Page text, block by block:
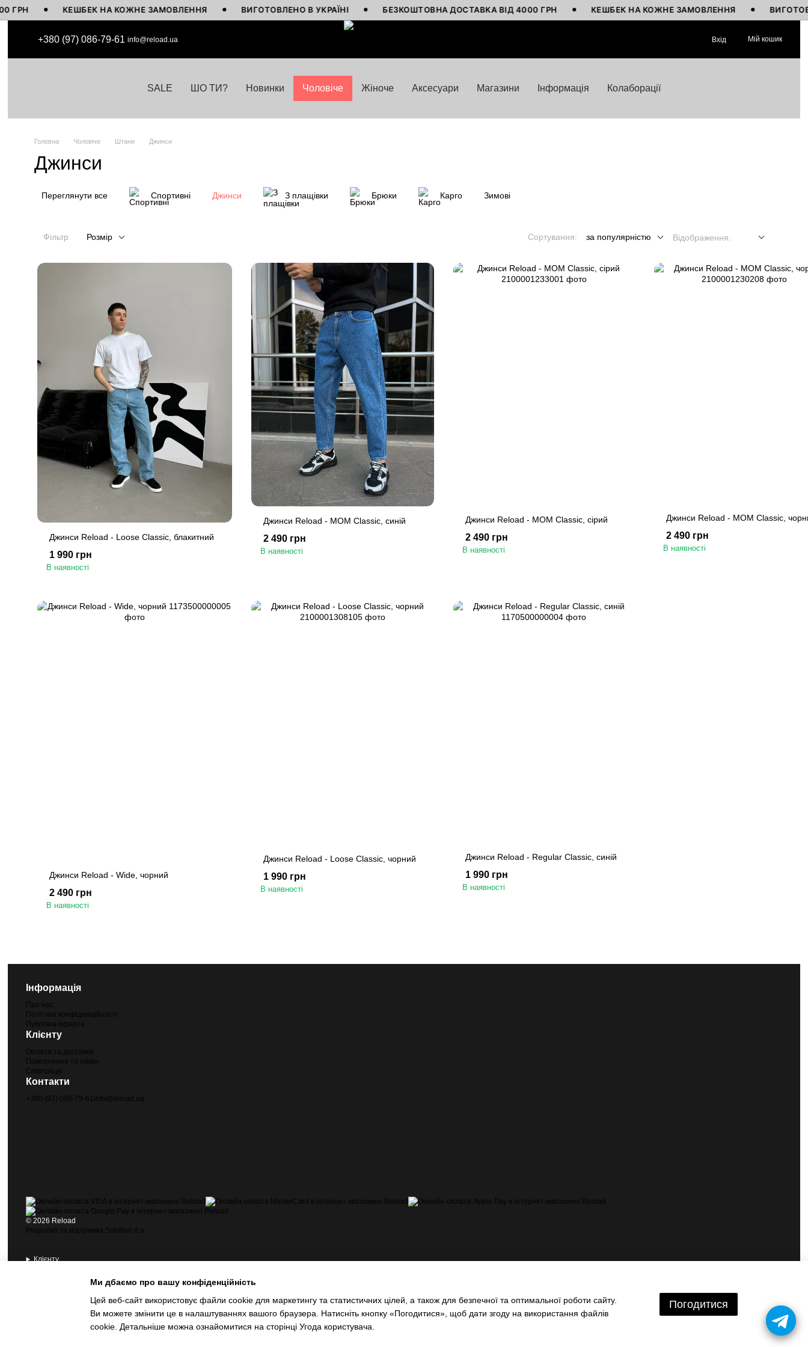
КЕШБЕК НА КОЖНЕ ЗАМОВЛЕННЯ ВИГОТОВЛЕНО В УКРАЇНІ БЕЗКОШТОВНА ДОСТАВКА ВІД 4000 ГРН КЕШБЕК НА КОЖНЕ ЗАМОВЛЕННЯ ВИГОТОВЛЕНО
+380 (97) 086-79-61 info@reload.ua Вхід Мій кошик
SALE ШО ТИ? Новинки Чоловіче Жіноче Аксесуари Магазини Інформація Колаборації
Головна Чоловіче Штани Джинси
Джинси
Переглянути все Спортивні Джинси З плащівки Брюки Карго Зимові
Фільтр Розмір Сортування: за популярністю Відображення:
Джинси Reload - Loose Classic, блакитний
1 990 грн
В наявності
Джинси Reload - MOM Classic, синій
2 490 грн
В наявності
Джинси Reload - MOM Classic, сірий
2 490 грн
В наявності
Джинси Reload - MOM Classic,
2 490 грн
В наявності
Джинси Reload - Wide, чорний
2 490 грн
В наявності
Джинси Reload - Loose Classic, чорний
1 990 грн
В наявності
Джинси Reload - Regular Classic, синій
1 990 грн
В наявності
Інформація
Про нас
Політика конфіденційності
Публічна оферта
Клієнту
Оплата та доставка
Повернення та обмін
Співпраця
Контакти
+380 (97) 086-79-61 info@reload.ua
© 2026 Reload
Розробка та підтримка Solution d.a.
Клієнту
Розробка та підтримка Solution d.a.
Ми дбаємо про вашу конфіденційність
Цей веб-сайт використовує файли cookie для маркетингу та статистичних цілей, а також для безпечної та оптимальної роботи сайту.
Ви можете змінити це в налаштуваннях вашого браузера. Натисніть кнопку «Погодитися», щоб дати згоду на використання файлів
cookie. Детальніше можна ознайомитися на сторінці Угода користувача
Погодитися